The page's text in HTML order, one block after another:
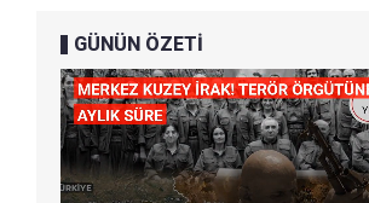
GÜNÜN ÖZETİ